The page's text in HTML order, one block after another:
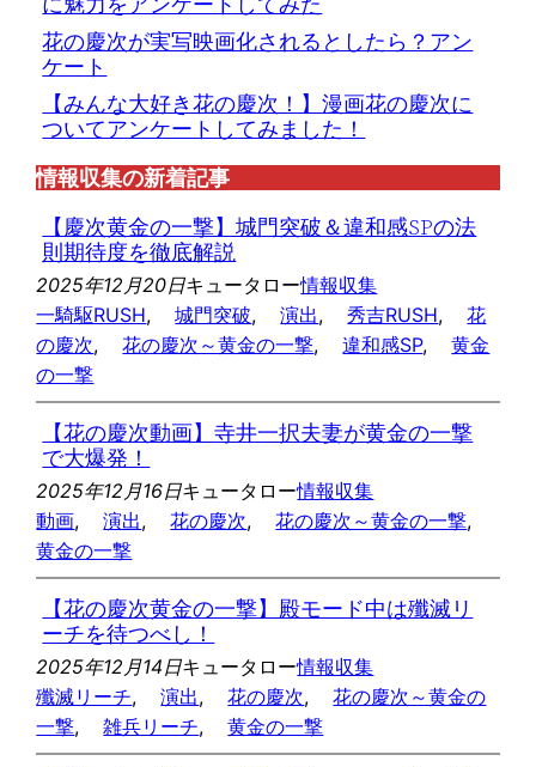
花の慶次が実写映画化されるとしたら？アン
ケート
【みんな大好き花の慶次！】漫画花の慶次に
ついてアンケートしてみました！
情報収集の新着記事
【慶次黄金の一撃】城門突破＆違和感SPの法
則期待度を徹底解説
2025年12月20日キュータロー情報収集
一騎駆RUSH, 城門突破, 演出, 秀吉RUSH,
花
の慶次, 花の慶次～黄金の一撃, 違和感SP,
黄金
の一撃
【花の慶次動画】寺井一択夫妻が黄金の一撃
で大爆発！
2025年12月16日キュータロー情報収集
動画, 演出, 花の慶次, 花の慶次～黄金の一撃
黄金の一撃
【花の慶次黄金の一撃】殿モード中は殲滅リ
ーチを待つべし！
2025年12月14日キュータロー情報収集
殲滅リーチ, 演出, 花の慶次,
花の慶次～黄金の
一撃, 雑兵リーチ, 黄金の一撃